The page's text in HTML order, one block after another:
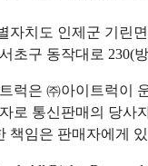
자치도 인제군 기린면
초구 동작대로 230(
럭은 ㈜아이트럭이
로 통신판매의 당사
책임은 판매자에게